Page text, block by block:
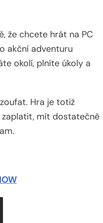
že chcete hrát na PC
akční adventuru
okolí, plníte úkoly a
Hra je totiž
zaplatit, mít dostatečně